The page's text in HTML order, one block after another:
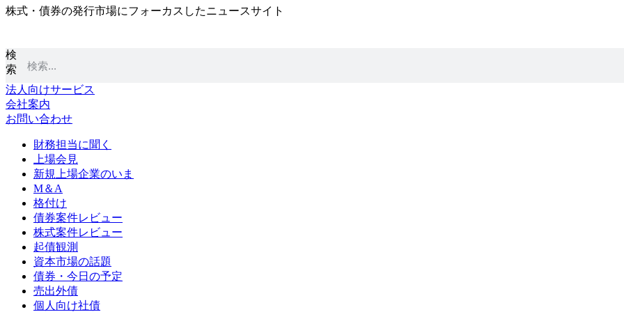
コ
ン
ツ
に
ス
キ
ッ
株式・債券の発行市場にフォーカスしたニュースサイト
検
索
法人向けサービス
会社案内
お問い合わせ
財務担当に聞く
上場会見
新規上場企業のいま
M＆A
格付け
債券案件レビュー
株式案件レビュー
起債観測
資本市場の話題
債券・今日の予定
売出外債
個人向け社債